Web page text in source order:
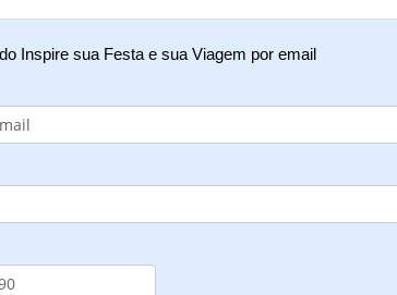
Inspire sua Festa e sua Viagem por email